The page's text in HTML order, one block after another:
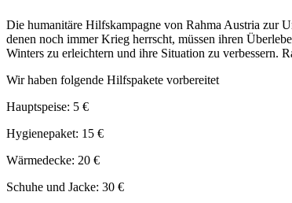
Die humanitäre Hilfskampagne von Rahma Austria zur
denen noch immer Krieg herrscht, müssen ihren
Winters zu erleichtern und ihre Situation zu verbessern.
Wir haben folgende Hilfspakete vorbereitet
Hauptspeise: 5 €
Hygienepaket: 15 €
Wärmedecke: 20 €
Schuhe und Jacke: 30 €